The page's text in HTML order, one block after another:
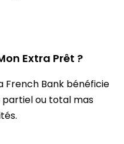
Extra Prêt ?
French Bank bénéficie
ou total mas